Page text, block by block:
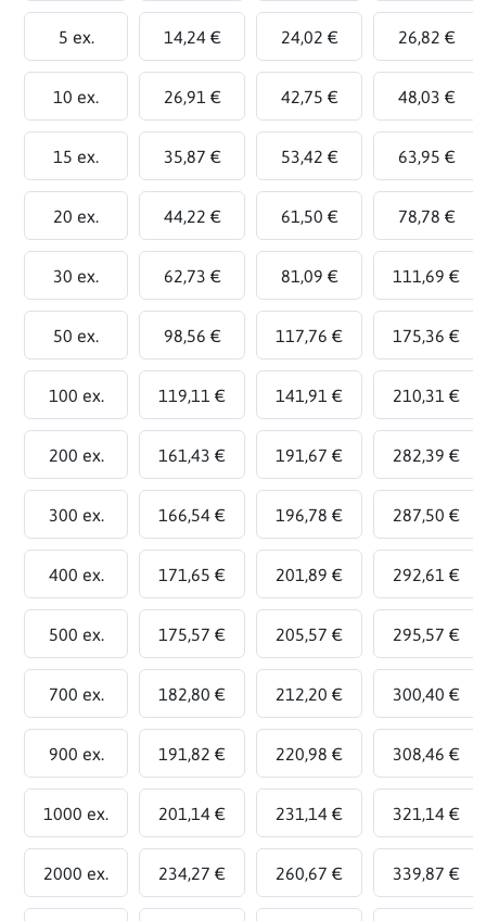
5 ex. 14,24 € 24,02 € 26,82 €
10 ex. 26,91 € 42,75 € 48,03 €
15 ex. 35,87 € 53,42 € 63,95 €
20 ex. 44,22 € 61,50 € 78,78 €
30 ex. 62,73 € 81,09 € 111,69 €
50 ex. 98,56 € 117,76 € 175,36 €
100 ex. 119,11 € 141,91 € 210,31 €
200 ex. 161,43 € 191,67 € 282,39 €
300 ex. 166,54 € 196,78 € 287,50 €
400 ex. 171,65 € 201,89 € 292,61 €
500 ex. 175,57 € 205,57 € 295,57 €
700 ex. 182,80 € 212,20 € 300,40 €
900 ex. 191,82 € 220,98 € 308,46 €
1000 ex. 201,14 € 231,14 € 321,14 €
2000 ex. 234,27 € 260,67 € 339,87 €